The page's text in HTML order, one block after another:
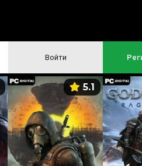
Войти
5.1